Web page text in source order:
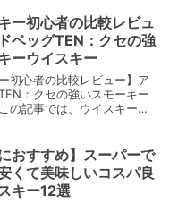
ー初心者の比較レビュ
ベッグTEN：クセの強
ーウイスキー
初心者の比較レビュー】ア
：クセの強いスモーキー
の記事では、ウイスキー初
たちの評価と比較をしていま
はウイスキ...
おすすめ】スーパーで
くて美味しいコスパ良
キー12選